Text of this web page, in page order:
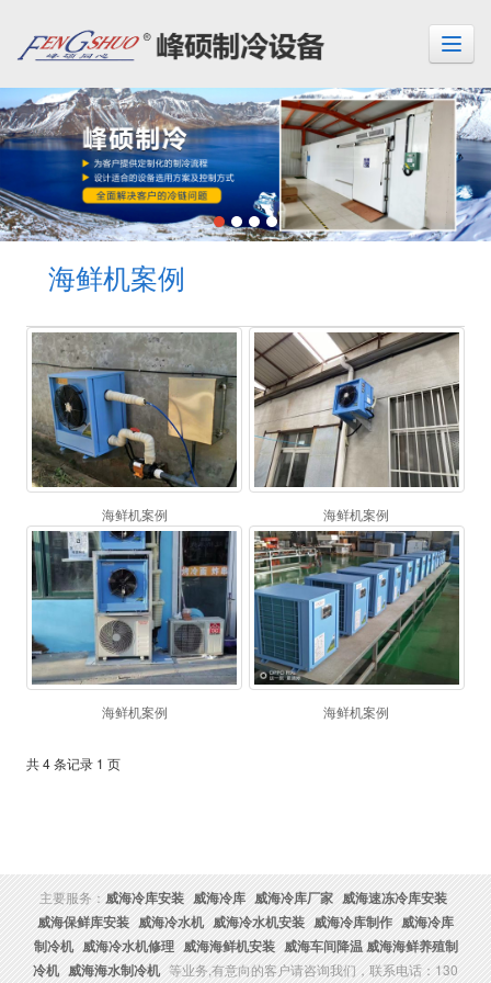
海鲜机案例
海鲜机案例 海鲜机案例
海鲜机案例 海鲜机案例
共 4 条记录 1 页
主要服务： 威海冷库安装 威海冷库 威海冷库厂家 威海速冻冷库安装
威海保鲜库安装 威海冷水机 威海冷水机安装 威海冷库制作 威海冷库
制冷机 威海冷水机修理 威海海鲜机安装 威海车间降温 威海海鲜养殖制
冷机 威海海水制冷机 等业务,有意向的客户请咨询我们，联系电话：130